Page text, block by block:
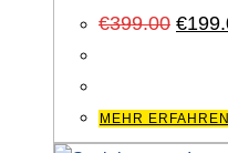
€399.00
Preis
€
MEHR